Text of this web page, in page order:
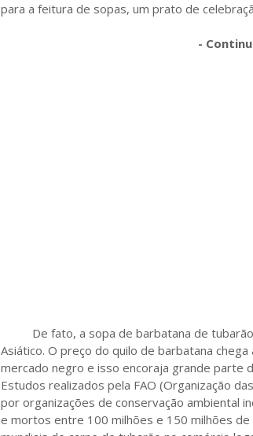
para a feitura de sopas, um prato de
-
De fato, a sopa de barbatana de tubarão
Asiático. O preço do quilo de barbatana
mercado negro e isso encoraja grande parte
Estudos realizados pela FAO (Organização
por organizações de conservação ambiental
e mortos entre 100 milhões e 150 milhões